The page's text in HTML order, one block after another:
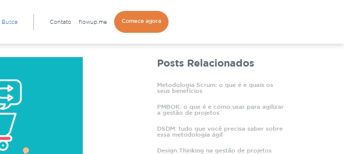
Busca Contato flowup.me Comece agora
Posts Relacionados
Metodologia Scrum: o que é e quais os
seus benefícios
PMBOK: o que é e como usar para agilizar
a gestão de projetos
DSDM: tudo que você precisa saber sobre
essa metodologia ágil
Design Thinking na gestão de projetos